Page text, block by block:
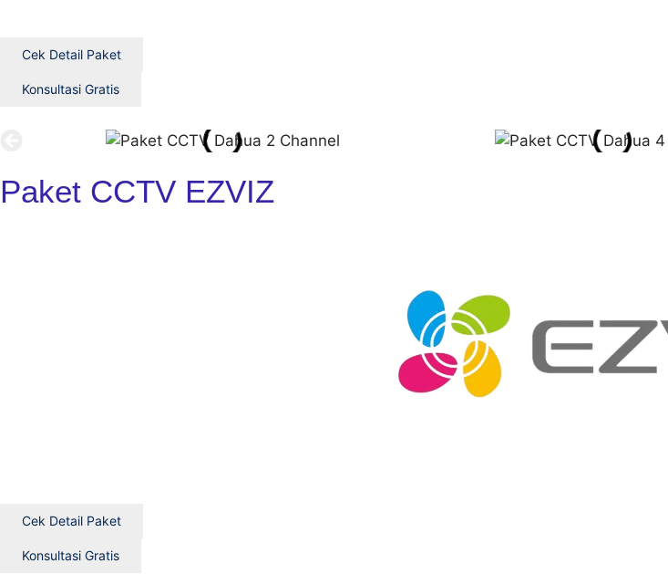
Cek Detail Paket
Konsultasi Gratis
Paket CCTV EZVIZ
Cek Detail Paket
Konsultasi Gratis